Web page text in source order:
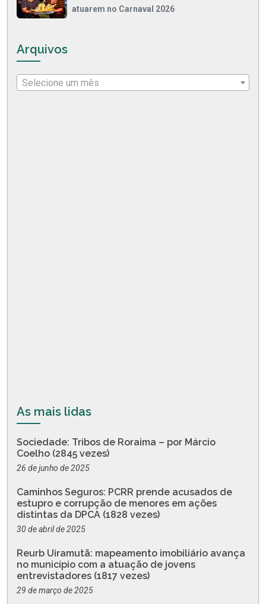
atuarem no Carnaval 2026
Arquivos
Selecione um mês
As mais lidas
Sociedade: Tribos de Roraima – por Márcio
Coelho (2845 vezes)
26 de junho de 2025
Caminhos Seguros: PCRR prende acusados de
estupro e corrupção de menores em ações
distintas da DPCA (1828 vezes)
30 de abril de 2025
Reurb Uiramutã: mapeamento imobiliário avança
no município com a atuação de jovens
entrevistadores (1817 vezes)
29 de março de 2025